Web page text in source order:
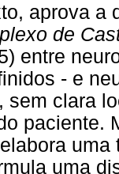
aprova a
de
entre
- e
sem clara
paciente.
uma